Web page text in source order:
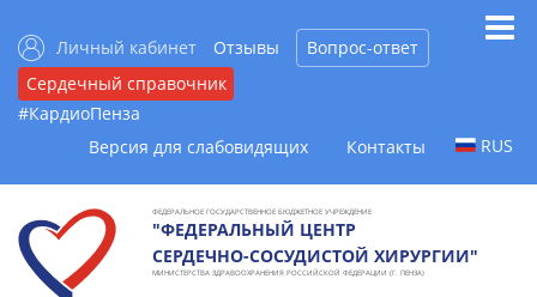
Личный кабинет Отзывы
Вопрос-ответ
Сердечный справочник
#КардиоПенза
Версия для слабовидящих
Контакты RUS
ФЕДЕРАЛЬНОЕ ГОСУДАРСТВЕННОЕ БЮДЖЕТНОЕ УЧРЕЖДЕНИЕ
"ФЕДЕРАЛЬНЫЙ ЦЕНТР
СЕРДЕЧНО-СОСУДИСТОЙ ХИРУРГИИ"
МИНИСТЕРСТВА ЗДРАВООХРАНЕНИЯ РОССИЙСКОЙ ФЕДЕРАЦИИ (Г. ПЕНЗА)